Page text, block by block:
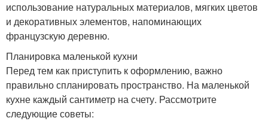
использование натуральных материалов, мягких цветов
и декоративных элементов, напоминающих
французскую деревню.
Планировка маленькой кухни
Перед тем как приступить к оформлению, важно
правильно спланировать пространство. На маленькой
кухне каждый сантиметр на счету. Рассмотрите
следующие советы: